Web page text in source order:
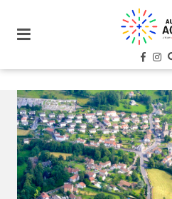
site
menu
aller au
contenu